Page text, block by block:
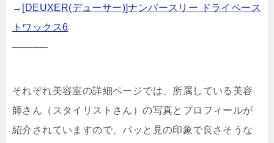
→ [DEUXER(デューサー)]ナンバースリー ドライペース
トワックス6
———–
それぞれ美容室の詳細ページでは、所属している美容
師さん（スタイリストさん）の写真とプロフィールが
紹介されていますので、パッと見の印象で良さそうな